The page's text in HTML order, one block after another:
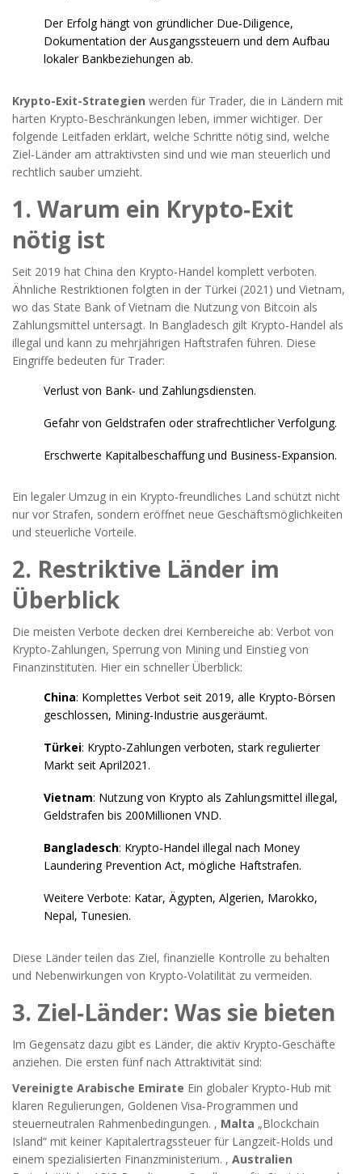
Der Erfolg hängt von gründlicher Due‑Diligence,
Dokumentation der Ausgangssteuern und dem Aufbau
lokaler Bankbeziehungen ab.
Krypto-Exit-Strategien werden für Trader, die in Ländern mit
harten Krypto‑Beschränkungen leben, immer wichtiger. Der
folgende Leitfaden erklärt, welche Schritte nötig sind, welche
Ziel‑Länder am attraktivsten sind und wie man steuerlich und
rechtlich sauber umzieht.
1. Warum ein Krypto‑Exit
nötig ist
Seit 2019 hat China den Krypto‑Handel komplett verboten.
Ähnliche Restriktionen folgten in der Türkei (2021) und Vietnam,
wo das State Bank of Vietnam die Nutzung von Bitcoin als
Zahlungsmittel untersagt. In Bangladesch gilt Krypto‑Handel als
illegal und kann zu mehrjährigen Haftstrafen führen. Diese
Eingriffe bedeuten für Trader:
Verlust von Bank‑ und Zahlungsdiensten.
Gefahr von Geldstrafen oder strafrechtlicher Verfolgung.
Erschwerte Kapitalbeschaffung und Business‑Expansion.
Ein legaler Umzug in ein Krypto‑freundliches Land schützt nicht
nur vor Strafen, sondern eröffnet neue Geschäftsmöglichkeiten
und steuerliche Vorteile.
2. Restriktive Länder im
Überblick
Die meisten Verbote decken drei Kernbereiche ab: Verbot von
Krypto‑Zahlungen, Sperrung von Mining und Einstieg von
Finanzinstituten. Hier ein schneller Überblick:
China: Komplettes Verbot seit 2019, alle Krypto‑Börsen
geschlossen, Mining-Industrie ausgeräumt.
Türkei: Krypto‑Zahlungen verboten, stark regulierter
Markt seit April2021.
Vietnam: Nutzung von Krypto als Zahlungsmittel illegal,
Geldstrafen bis 200Millionen VND.
Bangladesch: Krypto‑Handel illegal nach Money
Laundering Prevention Act, mögliche Haftstrafen.
Weitere Verbote: Katar, Ägypten, Algerien, Marokko,
Nepal, Tunesien.
Diese Länder teilen das Ziel, finanzielle Kontrolle zu behalten
und Nebenwirkungen von Krypto‑Volatilität zu vermeiden.
3. Ziel‑Länder: Was sie bieten
Im Gegensatz dazu gibt es Länder, die aktiv Krypto‑Geschäfte
anziehen. Die ersten fünf nach Attraktivität sind:
Vereinigte Arabische Emirate Ein globaler Krypto‑Hub mit
klaren Regulierungen, Goldenen Visa‑Programmen und
steuerneutralen Rahmenbedingungen. , Malta „Blockchain
Island“ mit keiner Kapitalertragssteuer für Langzeit‑Holds und
einem spezialisierten Finanzministerium. , Australien